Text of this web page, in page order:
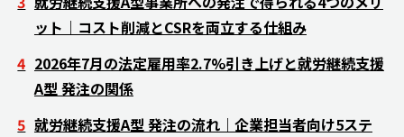
ット｜コスト削減とCSRを両立する仕組み
2026年7月の法定雇用率2.7%引き上げと就労継続支援
A型 発注の関係
就労継続支援A型 発注の流れ｜企業担当者向け5ステ